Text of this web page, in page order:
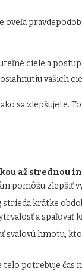
oveľa
ciele a
vašich
sa zlepšujete.
až strednou
pomôžu zlepšiť
krátke
a spaľovať
svalovú hmotu,
telo potrebuje čas